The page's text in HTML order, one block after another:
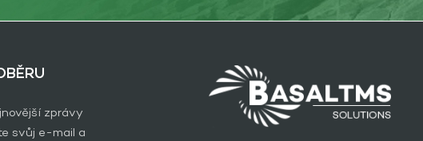
zprávy
svůj e-mail a